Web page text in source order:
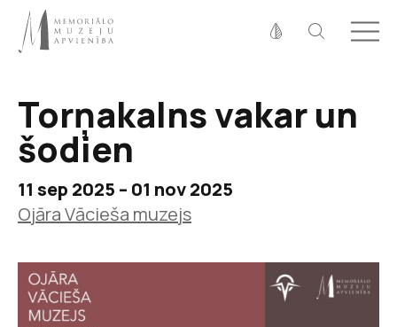
100%
150%
Kontrasts
Torņakalns vakar un
šodien
11 sep 2025 – 01 nov 2025
Ojāra Vācieša muzejs